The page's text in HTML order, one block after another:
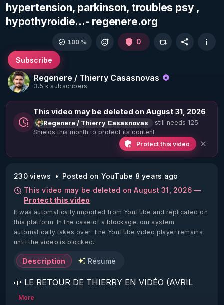
hypertension, parkinson, troubles psy ,
hypothyroidie...- regenere.org
Regenere / Thierry Casasnovas
3.5 k subscribers
Subscribe
100 % 0
This video may be deleted on August 31, 2026
Regenere / Thierry Casasnovas
still needs 125
Shields this month to protect its content
Protect this video
230 views
Posted on YouTube 8 years ago
This video may be deleted on August 31, 2026 —
Protect this video
It was automatically imported from YouTube and replicated on
this platform. In the case of a blockage, our system
automatically takes over. The YouTube video player remains
until the video is blocked.
Description Résumé
🌱 LE RETOUR DE THIERRY EN VIDÉO (AVRIL
2022)!
More